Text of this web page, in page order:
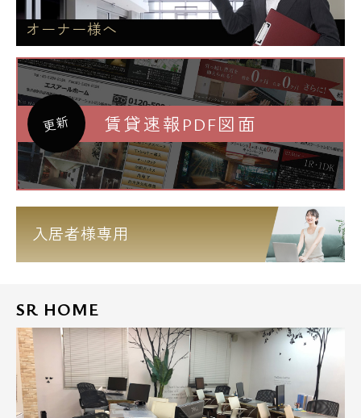
オーナー様へ
更新 賃貸速報PDF図面
入居者様専用
SR HOME